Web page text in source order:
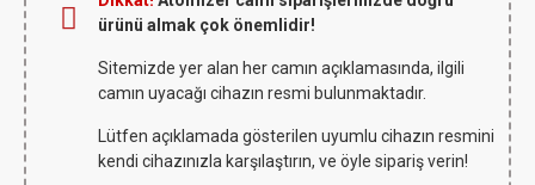
ürünü almak çok önemlidir!
Sitemizde yer alan her camın açıklamasında, ilgili
camın uyacağı cihazın resmi bulunmaktadır.
Lütfen açıklamada gösterilen uyumlu cihazın resmini
kendi cihazınızla karşılaştırın, ve öyle sipariş verin!